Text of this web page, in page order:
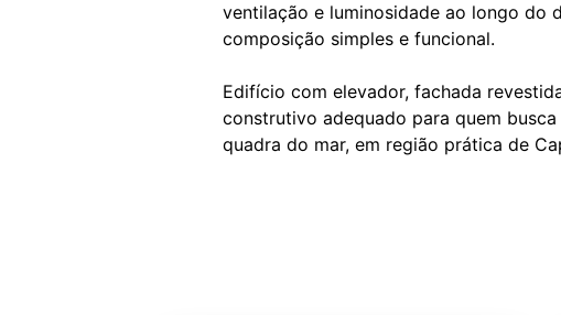
ventilação e luminosidade ao longo do
composição simples e funcional.
Edifício com elevador, fachada
construtivo adequado para quem